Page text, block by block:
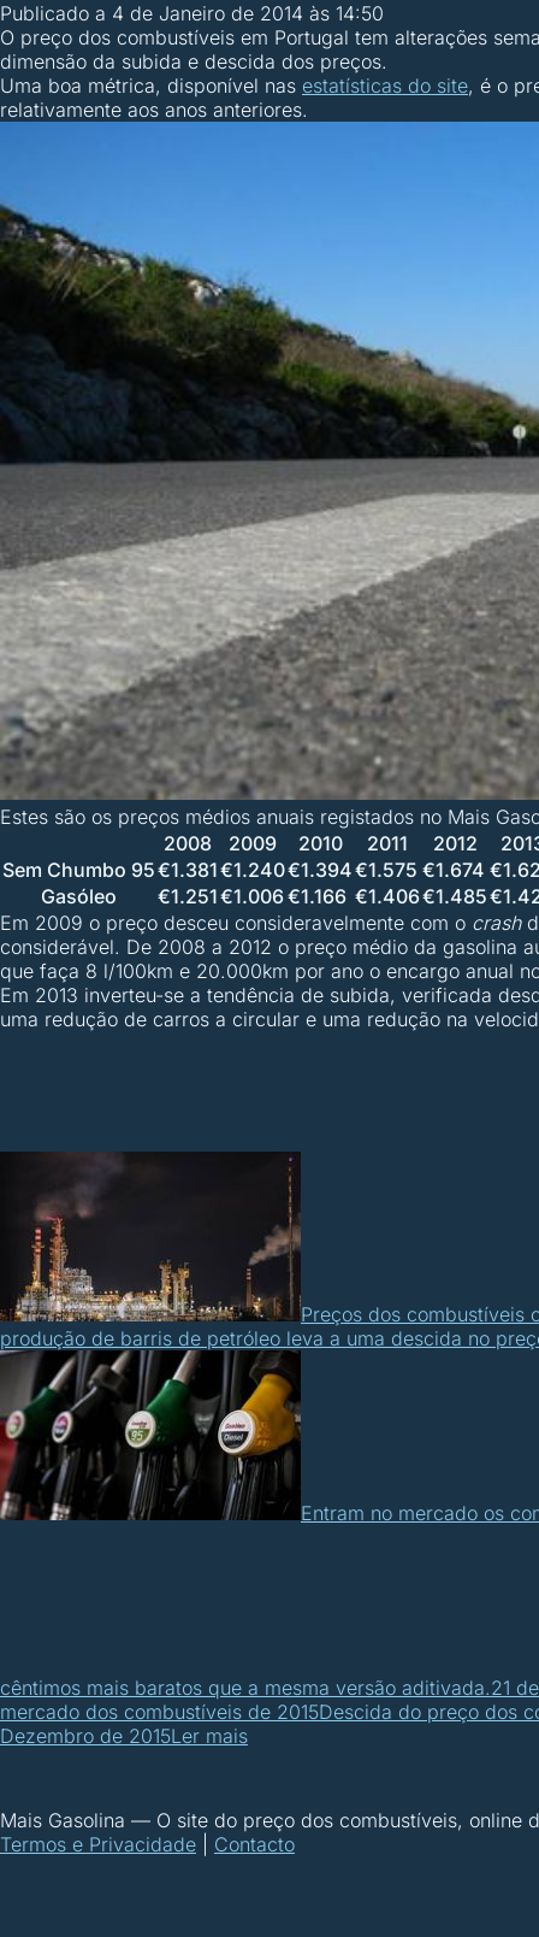
Publicado a 4 de Janeiro de 2014 às 14:50
O preço dos combustíveis em Portugal tem alterações
dimensão da subida e descida dos preços.
Uma boa métrica, disponível nas estatísticas do site, é o
relativamente aos anos anteriores.
Estes são os preços médios anuais registados no Mais
2008
2009 2010 2011 2012
Sem Chumbo 95€1.381€1.240€1.394€1.575 €1.674
Gasóleo
€1.251€1.006€1.166 €1.406€1.485
Em 2009 o preço desceu consideravelmente com o crash
considerável. De 2008 a 2012 o preço médio da gasolina
que faça 8 l/100km e 20.000km por ano o encargo anual
Em 2013 inverteu-se a tendência de subida, verificada
uma redução de carros a circular e uma redução na
Preços dos combustíveis
produção de barris de petróleo leva a uma descida no
Entram no mercado os
cêntimos mais baratos que a mesma versão aditivada.21
mercado dos combustíveis de 2015Descida do preço dos
Dezembro de 2015Ler mais
Mais Gasolina — O site do preço dos combustíveis, online
Termos e Privacidade
Contacto